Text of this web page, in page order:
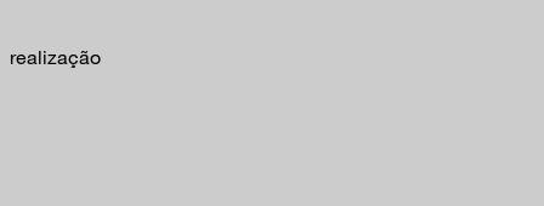
realização